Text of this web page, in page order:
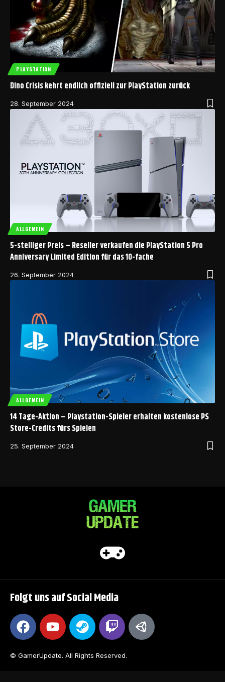
PLAYSTATION
Dino Crisis kehrt endlich offiziell zur PlayStation zurück
28. September 2024
ALLGEMEIN
5-stelliger Preis – Reseller verkaufen die PlayStation 5 Pro
Anniversary Limited Edition für das 10-fache
26. September 2024
ALLGEMEIN
14 Tage-Aktion – Playstation-Spieler erhalten kostenlose PS
Store-Credits fürs Spielen
25. September 2024
Folgt uns auf Social Media
© GamerUpdate. All Rights Reserved.